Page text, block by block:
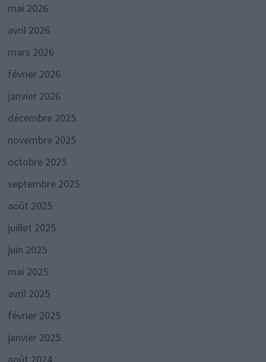
mai 2026
avril 2026
mars 2026
février 2026
janvier 2026
décembre 2025
novembre 2025
octobre 2025
septembre 2025
août 2025
juillet 2025
juin 2025
mai 2025
avril 2025
février 2025
janvier 2025